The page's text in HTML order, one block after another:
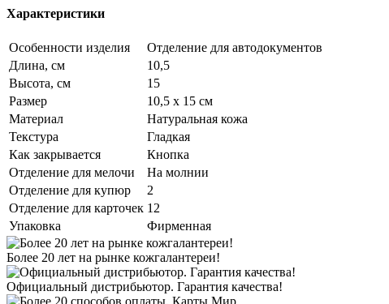
Характеристики
Особенности изделия
Отделение для автодокументов
Длина, см
10,5
Высота, см
15
Размер
10,5 х 15 см
Материал
Натуральная кожа
Текстура
Гладкая
Как закрывается
Кнопка
Отделение для мелочи
На молнии
Отделение для купюр
2
Отделение для карточек 12
Упаковка
Фирменная
Более 20 лет на рынке кожгалантереи!
Официальный дистрибьютор. Гарантия качества!